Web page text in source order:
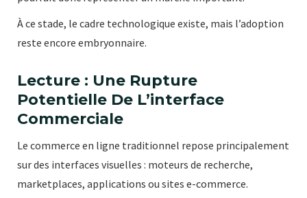
À ce stade, le cadre technologique existe, mais l’adoption
reste encore embryonnaire.
Lecture : Une Rupture
Potentielle De L’interface
Commerciale
Le commerce en ligne traditionnel repose principalement
sur des interfaces visuelles : moteurs de recherche,
marketplaces, applications ou sites e-commerce.